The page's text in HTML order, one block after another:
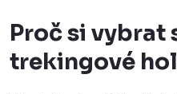
v
l
á
Proč si vybrat
trekingové